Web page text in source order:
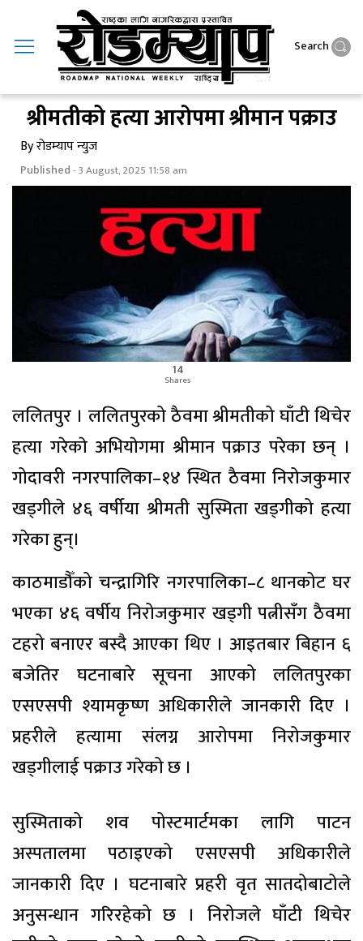
Search
श्रीमतीको हत्या आराेपमा श्रीमान पक्राउ
By रोडम्याप न्युज
Published- 3 August, 2025 11:58 am
14
Shares
ललितपुर । ललितपुरको ठैवमा श्रीमतीको घाँटी थिचेर
हत्या गरेकाे अभियाेगमा श्रीमान पक्राउ परेका छन् ।
गोदावरी नगरपालिका–१४ स्थित ठैवमा निरोजकुमार
खड्गीले ४६ वर्षीया श्रीमती सुस्मिता खड्गीको हत्या
गरेका हुन्।
काठमाडौँको चन्द्रागिरि नगरपालिका–८ थानकोट घर
भएका ४६ वर्षीय निरोजकुमार खड्गी पत्नीसँग ठैवमा
टहरो बनाएर बस्दै आएका थिए । आइतबार बिहान ६
बजेतिर घटनाबारे सूचना आएको ललितपुरका
एसएसपी श्यामकृष्ण अधिकारीले जानकारी दिए ।
प्रहरीले हत्यामा संलग्न आरोपमा निरोजकुमार
खड्गीलाई पक्राउ गरेको छ ।
सुस्मिताको शव पोस्टमार्टमका लागि पाटन
अस्पतालमा पठाइएको एसएसपी अधिकारीले
जानकारी दिए । घटनाबारे प्रहरी वृत सातदोबाटोले
अनुसन्धान गरिरहेको छ । निरोजले घाँटी थिचेर